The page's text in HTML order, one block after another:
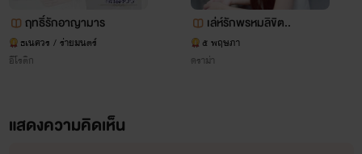
ฤทธิ์รักอาญามาร
ธเนศวร / ร่ายมนตร์
อีโรติก
เล่ห์รักพรหมลิขิต..
๕ พฤษภา
ดราม่า
แสดงความคิดเห็น